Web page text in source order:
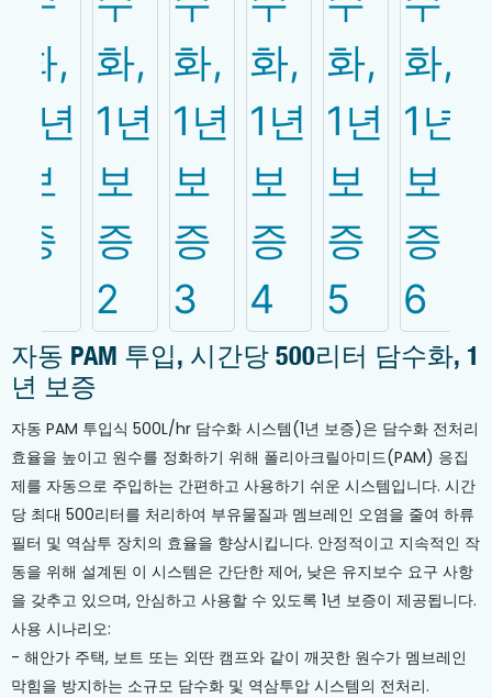
자동 PAM 투입, 시간당 500리터 담수화, 1
년 보증
자동 PAM 투입식 500L/hr 담수화 시스템(1년 보증)은 담수화 전처리
효율을 높이고 원수를 정화하기 위해 폴리아크릴아미드(PAM) 응집
제를 자동으로 주입하는 간편하고 사용하기 쉬운 시스템입니다. 시간
당 최대 500리터를 처리하여 부유물질과 멤브레인 오염을 줄여 하류
필터 및 역삼투 장치의 효율을 향상시킵니다. 안정적이고 지속적인 작
동을 위해 설계된 이 시스템은 간단한 제어, 낮은 유지보수 요구 사항
을 갖추고 있으며, 안심하고 사용할 수 있도록 1년 보증이 제공됩니다.
사용 시나리오:
- 해안가 주택, 보트 또는 외딴 캠프와 같이 깨끗한 원수가 멤브레인
막힘을 방지하는 소규모 담수화 및 역삼투압 시스템의 전처리.